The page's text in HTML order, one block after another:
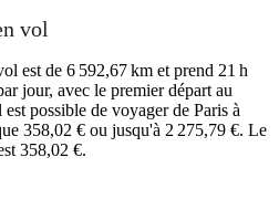
vol
est de 6 592,67 km et prend 21 h
jour, avec le premier départ au
possible de voyager de Paris à
358,02 € ou jusqu'à 2 275,79 €. Le
358,02 €.